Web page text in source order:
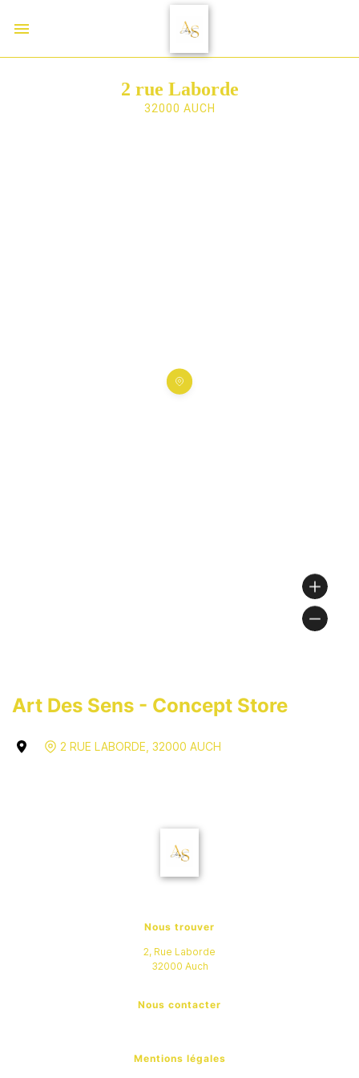
2 rue Laborde
32000 AUCH
Art Des Sens - Concept Store
2 RUE LABORDE 32000 AUCH
Nous trouver
2, Rue Laborde
32000 Auch
Nous contacter
Mentions légales